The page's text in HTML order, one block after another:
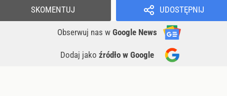
UDOSTĘPNIJ
Obserwuj nas w Google News
Dodaj jako źródło w Google
SKOMENTUJ